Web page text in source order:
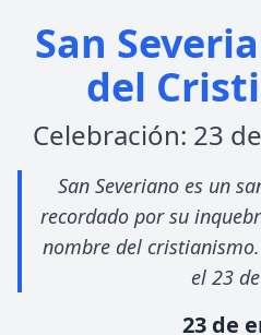
San
del
Celebración: 23
San Severiano es un
recordado por su
nombre del
el 23
23 de